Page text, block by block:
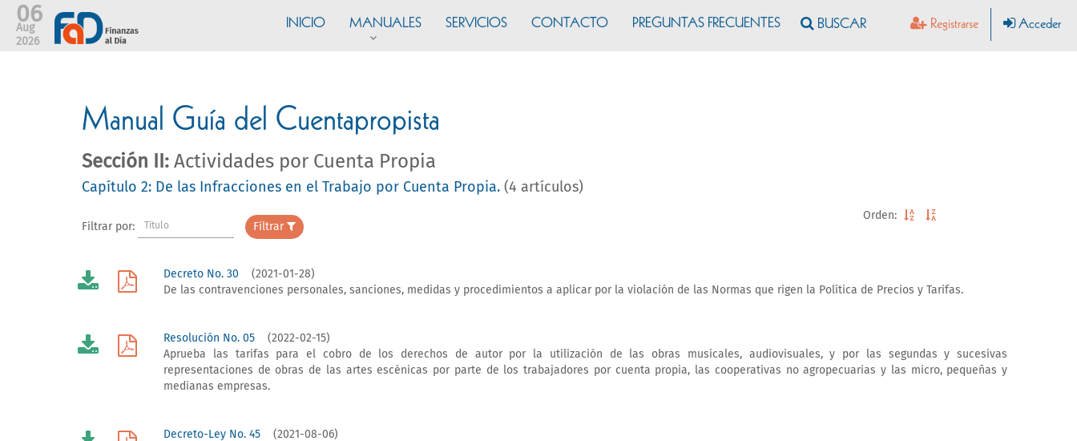
06
Aug
2026
Registrarse Acceder
INICIO MANUALES SERVICIOS CONTACTO PREGUNTAS FRECUENTES
Manual Guía del Cuentapropista
Sección II: Actividades por Cuenta Propia
Capítulo 2: De las Infracciones en el Trabajo por Cuenta Propia. (4 artículos)
Filtrar por: Título Filtrar
Orden:
Decreto No. 30 (2021-01-28)
De las contravenciones personales, sanciones, medidas y procedimientos a aplicar por la violación de las Normas que rigen la Política de Precios y Tarifas.
Resolución No. 05 (2022-02-15)
Aprueba las tarifas para el cobro de los derechos de autor por la utilización de las obras musicales, audiovisuales, y por las segundas y sucesivas
representaciones de obras de las artes escénicas por parte de los trabajadores por cuenta propia, las cooperativas no agropecuarias y las micro, pequeñas y
medianas empresas.
Decreto-Ley No. 45 (2021-08-06)